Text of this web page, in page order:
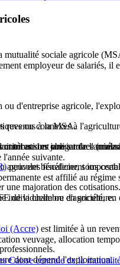
sociale agricole
employeur de salariés, il
d'entreprise agricole,
ou connexes à
sont une surface
est affilié au régime
de la chambre d'agriculture.
revenus à la MSA.
obligatoires
agricoles fiscalement
une majoration des cotisations.
au 1er janvier de
suivante.
peuvent bénéficier, sous
ou en société,
(Accre) est limitée à un
veuvage, allocation
dont dépend l'exploitation.
Caisse centrale de la